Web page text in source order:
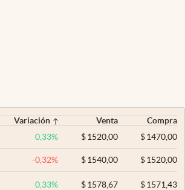
Variación Venta
Compra
0,33% $ 1520,00 $1470,00
-0,32% $ 1540,00 $1520,00
0,33% $ 1578,67 $1571,43